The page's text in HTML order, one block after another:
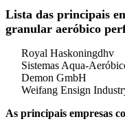
Lista das principais
granular aeróbico
Royal Haskoningdhv
Sistemas Aqua-
Demon GmbH
Weifang Ensign
As principais empresas